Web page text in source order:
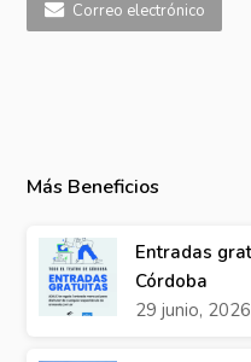
Correo electrónico
Más Beneficios
Entradas
Córdoba
29 junio, 2026